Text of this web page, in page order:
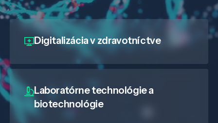
Digitalizáciav zdravotníctve
Laboratórne technológie a
biotechnológie